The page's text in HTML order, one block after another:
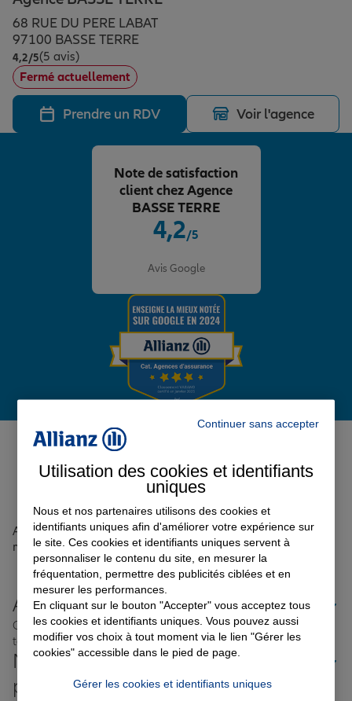
Assurance emprunteur
Prévoyance et dépendance
Assurance animal de compagnie
Protection de la famille
Protection juridique
Épargne & retraite
Plan épargne retraite
Assurance vie
Placements financiers
Investissements immobiliers
Transmission
Vos projets
Partir en vacances
Départ à la retraite
Préparer l’avenir
Conseil assurance
Assurance habitation
Le Pack Famille
Garantie des accidents de la vie
Assurance scolaire
Protection juridique
Retraite
Tous nos devis d'assurance
Allianz en France
68 RUE DU PERE LABAT
97100 BASSE TERRE
4,2/5Note de 4.2 sur 5
(5 avis)
Fermé actuellement
Prendre un RDV Voir l'agence
4,2/5
Avis Google
Note de satisfaction
client chez Agence
BASSE TERRE
Avis de l'agence Agence BASSE
TERRE
Avis sur une période de 6 mois
Aucun avis sur votre agence n'a été retrouvé pour le
moment
Allianz proche de chez vous
Où que vous soyez en France, nos agences Allianz sont
toujours près de chez vous.
Nos offres d'assurance dans les
plus grandes villes de France
Continuer sans accepter
Utilisation des cookies et identifiants
uniques
Nous et nos partenaires utilisons des cookies et
identifiants uniques afin d'améliorer votre expérience sur
le site. Ces cookies et identifiants uniques servent à
personnaliser le contenu du site, en mesurer la
fréquentation, permettre des publicités ciblées et en
mesurer les performances.
En cliquant sur le bouton "Accepter" vous acceptez tous
les cookies et identifiants uniques. Vous pouvez aussi
modifier vos choix à tout moment via le lien "Gérer les
cookies" accessible dans le pied de page.
Gérer les cookies et identifiants uniques